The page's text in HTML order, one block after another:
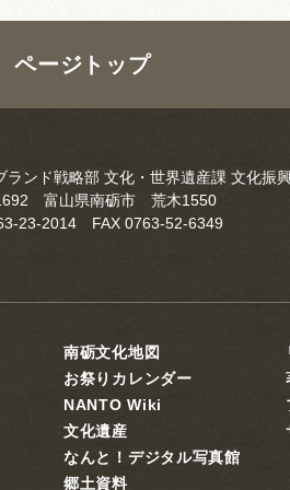
ページトップ
ランド戦略部 文化・世界遺産課 文化振
富山県南砺市 荒木1550
23-2014 FAX 0763-52-6349
南砺文化地図
お祭りカレンダー
NANTO Wiki
文化遺産
なんと！デジタル写真館
郷土資料